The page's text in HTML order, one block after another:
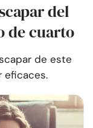
del
de cuarto
de este
eficaces.